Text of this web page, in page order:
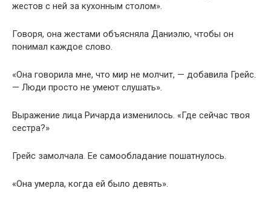
жестов с ней за кухонным столом».
Говоря, она жестами объясняла Даниэлю, чтобы он
понимал каждое слово.
«Она говорила мне, что мир не молчит, — добавила Грейс.
— Люди просто не умеют слушать».
Выражение лица Ричарда изменилось. «Где сейчас твоя
сестра?»
Грейс замолчала. Ее самообладание пошатнулось.
«Она умерла, когда ей было девять».